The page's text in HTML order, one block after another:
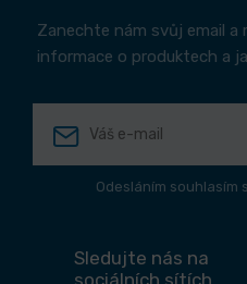
Zanechte nám svůj email a
informace o produktech a
Odesláním souhlasím
Sledujte nás na
sociálních sítích